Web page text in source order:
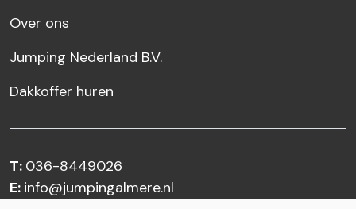
Over ons
Jumping Nederland B.V.
Dakkoffer huren
T: 036-8449026
E: info@jumpingalmere.nl